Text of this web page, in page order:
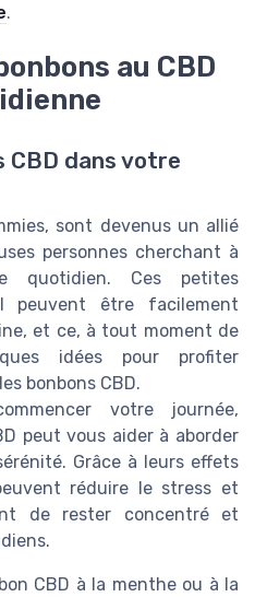
.
au CBD
CBD dans votre
sont devenus un allié
personnes cherchant à
quotidien. Ces petites
peuvent être facilement
et ce, à tout moment de
idées pour profiter
bonbons CBD.
votre journée,
peut vous aider à aborder
Grâce à leurs effets
réduire le stress et
de rester concentré et
CBD à la menthe ou à la